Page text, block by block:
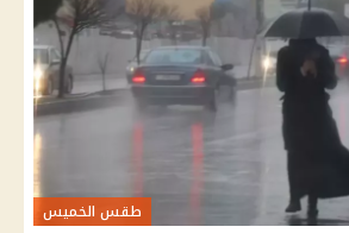
طقس الخميس